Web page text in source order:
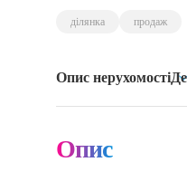
ділянка продаж
Опис нерухомості
Опис